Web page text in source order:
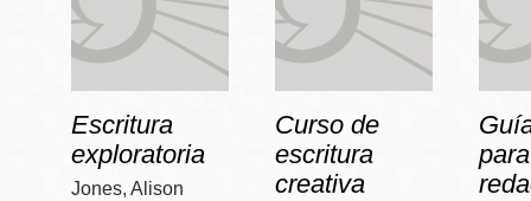
Escritura
exploratoria
Jones, Alison
Curso de
escritura
creativa